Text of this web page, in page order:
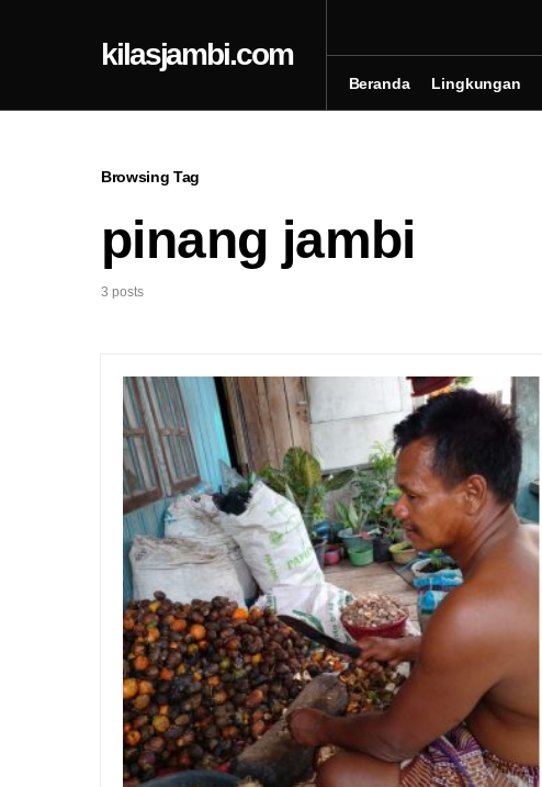
kilasjambi.com
Beranda Lingkungan
Browsing Tag
pinang jambi
3 posts